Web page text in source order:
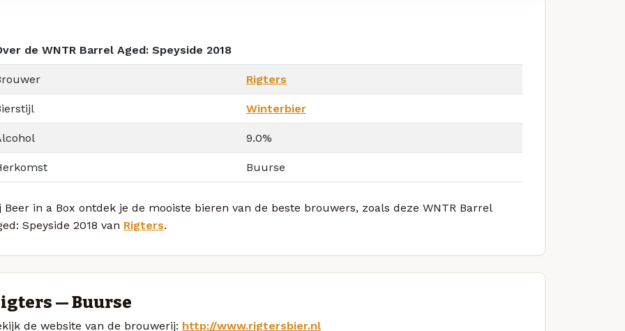
de WNTR Barrel Aged: Speyside 2018
Rigters
Winterbier
9.0%
Buurse
Beer in a Box ontdek je de mooiste bieren van de beste brouwers, zoals deze WNTR Barrel
Speyside 2018 van Rigters.
— Buurse
de website van de brouwerij: http://www.rigtersbier.nl